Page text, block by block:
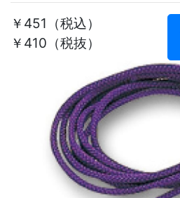
￥451 （税込）
￥410（税抜）